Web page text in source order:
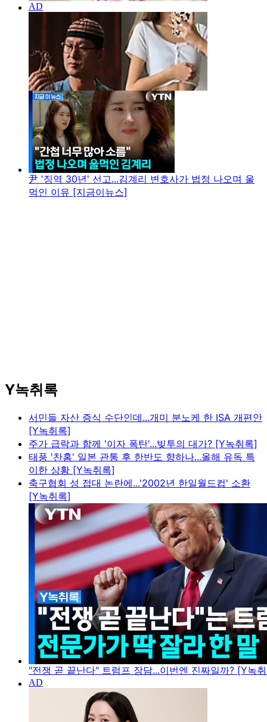
尹 '징역 30년' 선고...김계리 변호사가 법정 나오며 울
먹인 이유 [지금이뉴스]
Y녹취록
서민들 자산 증식 수단인데...개미 분노케 한 ISA 개편안
[Y녹취록]
주가 급락과 함께 '이자 폭탄'...빚투의 대가? [Y녹취록]
태풍 '찬홈' 일본 관통 후 한반도 향하나...올해 유독 특
이한 상황 [Y녹취록]
축구협회 성 접대 논란에...'2002년 한일월드컵' 소환
[Y녹취록]
"전쟁 곧 끝난다" 트럼프 장담...이번엔 진짜일까? [Y녹